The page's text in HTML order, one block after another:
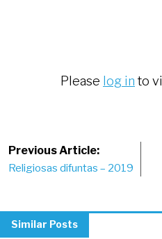
Please log in to
Post
navigation
Previous Article:
Religiosas difuntas – 2019
Similar Posts